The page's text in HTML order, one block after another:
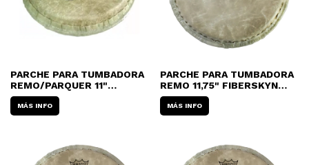
PARCHE PARA TUMBADORA
REMO/PARQUER 11"
FIBERSKYN M7-1175-F6
MÁS INFO
PARCHE PARA TUMBADORA
REMO 11,75" FIBERSKYN
M7-1175-F6
MÁS INFO